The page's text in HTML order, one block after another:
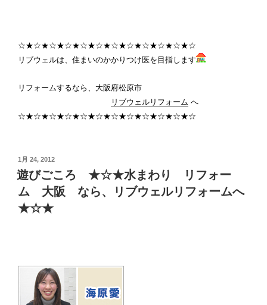
☆★☆★☆★☆★☆★☆★☆★☆★☆★☆★☆★☆
リブウェルは、住まいのかかりつけ医を目指します
リフォームするなら、大阪府松原市
リブウェルリフォーム へ
☆★☆★☆★☆★☆★☆★☆★☆★☆★☆★☆★☆
投
稿
日:
1月 24, 2012
遊びごころ ★☆★水まわり リフォー
ム 大阪 なら、リブウェルリフォームへ
★☆★